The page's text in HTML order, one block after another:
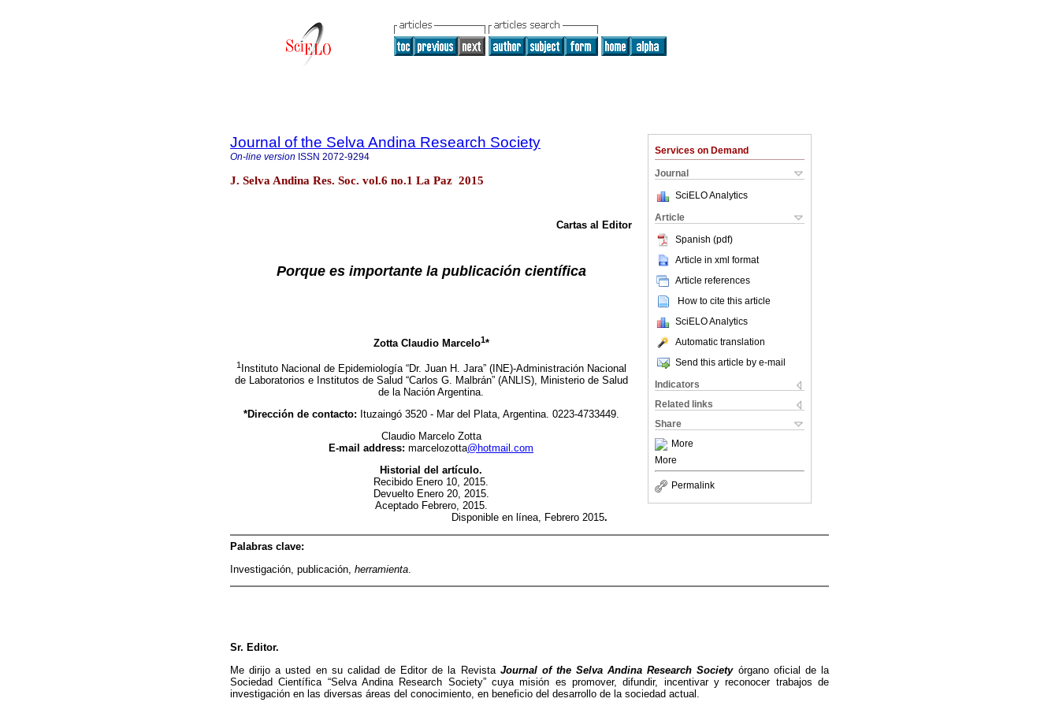
Services on Demand
Journal
SciELO Analytics
Article
Spanish (pdf)
Article in xml format
Article references
How to cite this article
SciELO Analytics
Automatic translation
Send this article by e-mail
Indicators
Related links
Share
More
More
Permalink
Journal of the Selva Andina Research Society
On-line version ISSN 2072-9294
J. Selva Andina Res. Soc. vol.6 no.1 La Paz 2015
Cartas al Editor
Porque es importante la publicación científica
Zotta Claudio Marcelo1*
1Instituto Nacional de Epidemiología “Dr. Juan H. Jara” (INE)-Administración Nacional
de Laboratorios e Institutos de Salud “Carlos G. Malbrán” (ANLIS), Ministerio de Salud
de la Nación Argentina.
*Dirección de contacto: Ituzaingó 3520 - Mar del Plata, Argentina. 0223-4733449.
Claudio Marcelo Zotta
E-mail address: marcelozotta@hotmail.com
Historial del artículo.
Recibido Enero 10, 2015.
Devuelto Enero 20, 2015.
Aceptado Febrero, 2015.
Disponible en línea, Febrero 2015.
Palabras clave:
Investigación, publicación, herramienta
Sr. Editor.
Me dirijo a usted en su calidad de Editor de la Revista Journal of the Selva Andina Research Societyórgano oficial de la
Sociedad Científica “Selva Andina Research Society” cuya misión es promover, difundir, incentivar y reconocer trabajos de
investigación en las diversas áreas del conocimiento, en beneficio del desarrollo de la sociedad actual.